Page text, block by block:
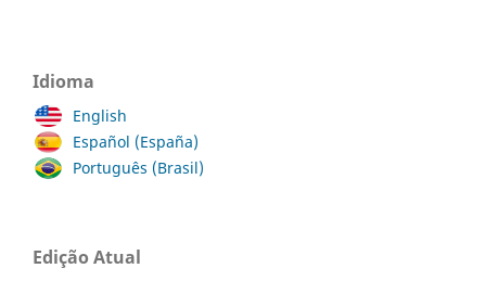
Idioma
English
Español (España)
Português (Brasil)
Edição Atual